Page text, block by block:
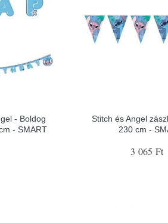
- Boldog
- SMART
Stitch és Angel
230 cm -
3 065 Ft